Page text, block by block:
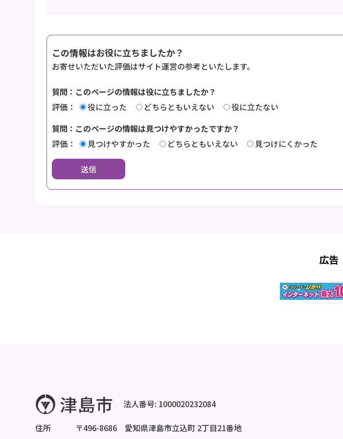
この情報はお役に立ちましたか？
お寄せいただいた評価はサイト運営の参考といたします。
質問：このページの情報は役に立ちましたか？
評価：
役に立った どちらともいえない
役に立たない
質問：このページの情報は見つけやすかったですか？
評価：
見つけやすかった どちらともいえない 見つけにくかった
広告
法人番号: 1000020232084
住所
〒496-8686 愛知県津島市立込町 2丁目21番地